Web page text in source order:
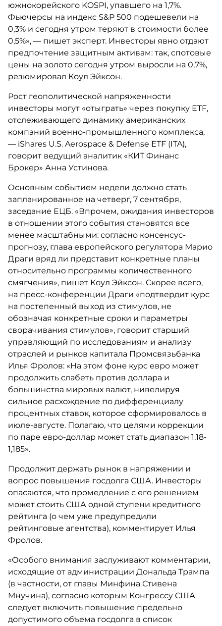
южнокорейского KOSPI, упавшего на 1,7%.
Фьючерсы на индекс S&P 500 подешевели на
0,3% и сегодня утром теряют в стоимости более
0,5%», — пишет эксперт. Инвесторы явно отдают
предпочтение защитным активам: так, спотовые
цены на золото сегодня утром выросли на 0,7%,
резюмировал Коул Эйксон.
Рост геополитической напряженности
инвесторы могут «отыграть» через покупку ETF,
отслеживающего динамику американских
компаний военно-промышленного комплекса,
— iShares U.S. Aerospace & Defense ETF (ITA),
говорит ведущий аналитик «КИТ Финанс
Брокер» Анна Устинова.
Основным событием недели должно стать
запланированное на четверг, 7 сентября,
заседание ЕЦБ. «Впрочем, ожидания инвесторов
в отношении этого события становятся все
менее масштабными: согласно консенсус-
прогнозу, глава европейского регулятора Марио
Драги вряд ли представит конкретные планы
относительно программы количественного
смягчения», пишет Коул Эйксон. Скорее всего,
на пресс-конференции Драги «подтвердит курс
на постепенный выход из стимулов, не
обозначая конкретные сроки и параметры
сворачивания стимулов», говорит старший
управляющий по исследованиям и анализу
отраслей и рынков капитала Промсвязьбанка
Илья Фролов: «На этом фоне курс евро может
продолжить слабеть против доллара и
большинства мировых валют, нивелируя
сильное расхождение по дифференциалу
процентных ставок, которое сформировалось в
июле-августе. Полагаю, что целями коррекции
по паре евро-доллар может стать диапазон 1,18-
1,185».
Продолжит держать рынок в напряжении и
вопрос повышения госдолга США. Инвесторы
опасаются, что промедление с его решением
может стоить США одной ступени кредитного
рейтинга (о чем уже предупредили
рейтинговые агентства), комментирует Илья
Фролов.
«Особого внимания заслуживают комментарии,
исходящие от администрации Дональда Трампа
(в частности, от главы Минфина Стивена
Мнучина), согласно которым Конгрессу США
следует включить повышение предельно
допустимого объема госдолга в список